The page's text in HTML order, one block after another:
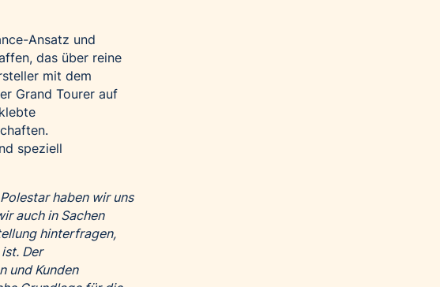
Ansatz und
das über reine
mit dem
Grand Tourer auf
speziell
haben wir uns
auch in Sachen
hinterfragen,
Der
und Kunden